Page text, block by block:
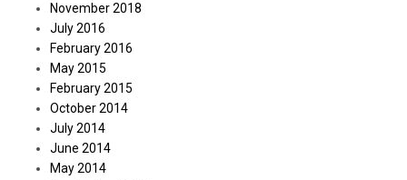
November 2018
July 2016
February 2016
May 2015
February 2015
October 2014
July 2014
June 2014
May 2014